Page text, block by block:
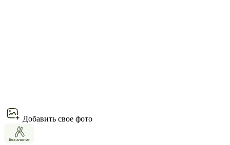
Добавить свое фото